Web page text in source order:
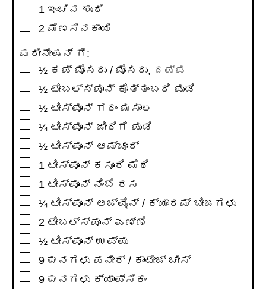
▢1 ಇಂಚಿನ ಶುಂಠಿ
▢2 ಮೆಣಸಿನಕಾಯಿ
ಮರೀನೇಷನ್ ಗೆ:
▢½ ಕಪ್ ಮೊಸರು / ಮೊಸರು, ದಪ್ಪ
▢½ ಟೇಬಲ್ಸ್ಪೂನ್ ಕೊತ್ತಂಬರಿ ಪುಡಿ
▢½ ಟೀಸ್ಪೂನ್ ಗರಂ ಮಸಾಲ
▢¼ ಟೀಸ್ಪೂನ್ ಜೀರಿಗೆ ಪುಡಿ
▢½ ಟೀಸ್ಪೂನ್ ಆಮ್ಚೂರ್
▢1 ಟೀಸ್ಪೂನ್ ಕಸೂರಿ ಮೆಥಿ
▢1 ಟೀಸ್ಪೂನ್ ನಿಂಬೆ ರಸ
▢¼ ಟೀಸ್ಪೂನ್ ಅಜ್ವೈನ್ / ಕ್ಯಾರಮ್ ಬೀಜಗಳು
▢2 ಟೇಬಲ್ಸ್ಪೂನ್ ಎಣ್ಣೆ
▢½ ಟೀಸ್ಪೂನ್ ಉಪ್ಪು
▢9 ಘನಗಳು ಪನೀರ್ / ಕಾಟೇಜ್ ಚೀಸ್
▢9 ಘನಗಳು ಕ್ಯಾಪ್ಸಿಕಂ